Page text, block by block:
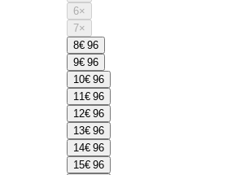
6×
7×
8€ 96
9€ 96
10€ 96
11€ 96
12€ 96
13€ 96
14€ 96
15€ 96